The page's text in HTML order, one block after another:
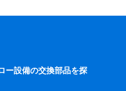
ー設備の交換部品を探